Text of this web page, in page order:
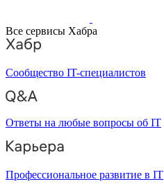
Все сервисы Хабра
Сообщество IT-специалистов
Ответы на любые вопросы об IT
Профессиональное развитие в IT